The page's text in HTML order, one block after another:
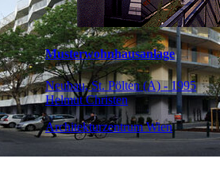
Musterwohnhausanlage
Neubau, St. Pölten (A) - 1995
Helmut Christen
Architekturzentrum Wien